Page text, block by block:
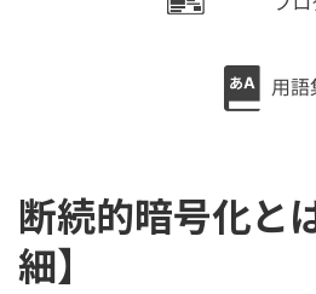
断続的暗号化と
細】